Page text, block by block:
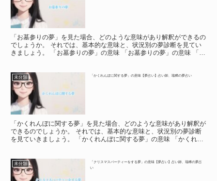
「お墓参りの夢」を見た場合、どのような意味があり解釈ができるの
でしょうか。 それでは、基本的な意味と、状況別の夢診断を見てい
きましょう。 「お墓参りの夢」の意味 「お墓参りの夢」の意味 「お
未分類 「かくれんぼに関する夢」の意味【夢占い】占い師、瑞稀の夢占い
「かくれんぼに関する夢」を見た場合、どのような意味があり解釈が
できるのでしょうか。 それでは、基本的な意味と、状況別の夢診断
を見ていきましょう。 「かくれんぼに関する夢」の意味 「かくれん
未分類
「クリスマスパーティーをする夢」の意味【夢占い】占い師、瑞稀の夢占
い